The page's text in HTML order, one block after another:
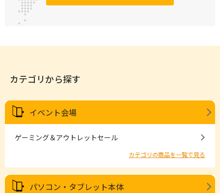
カテゴリから探す
イベント会場
ゲーミング＆アウトレットセール
カテゴリの商品を一覧で見る
パソコン・タブレット本体